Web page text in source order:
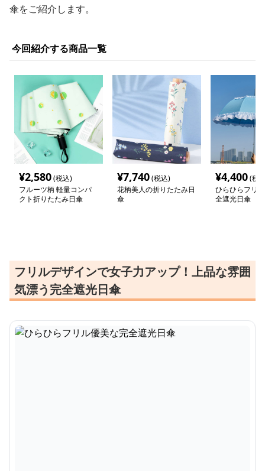
傘をご紹介します。
今回紹介する商品一覧
¥2,580(税込)
フルーツ柄 軽量コンパ
クト折りたたみ日傘
¥7,740(税込)
花柄美人の折りたたみ日
傘
¥4,400(税
ひらひらフリ
全遮光日傘
フリルデザインで女子力アップ！上品な雰囲
気漂う完全遮光日傘